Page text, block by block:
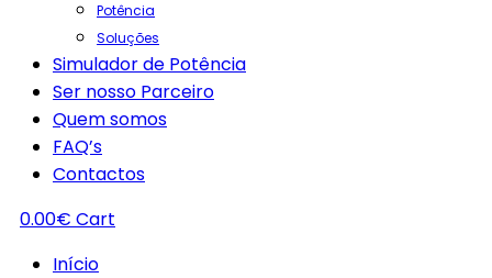
Potência
Soluções
Simulador de Potência
Ser nosso Parceiro
Quem somos
FAQ’s
Contactos
0.00€ Cart
Início